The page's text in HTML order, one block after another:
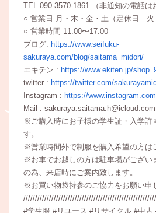
TEL 090-3570-1861 （非通知の電話は
○ 営業日 月・木・金・土（定休日 火
○ 営業時間 11:00〜17:00
ブログ: https://www.seifuku-
sakuraya.com/blog/saitama_midori/
エキテン : https://www.ekiten.jp/
twitter : https://twitter.com/
Instagram : https://
Mail : sakuraya.saitama.h@icloud.com
※ご購入時にお子様の学生証・入学許
す。
※営業時間外で制服を購入希望の方は
※お車でお越しの方は駐車場がござい
の為、来店時にご案内致します。
※お買い物袋持参のご協力をお願い申
#学生服 #リユース #リサイクル #中古